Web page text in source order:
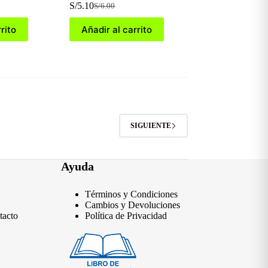
S/6.00
El
original
era:
S/5.10El
actual
es:
Añadir al carrito
SIGUIENTE
Ayuda
Términos y Condiciones
Cambios y Devoluciones
Política de Privacidad